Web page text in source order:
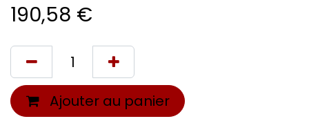
190,58 €
Ajouter au panier